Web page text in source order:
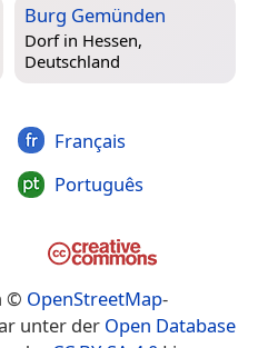
Burg Gemünden
Dorf in Hessen,
Deutschland
Français
Português
© OpenStreetMap-
unter der Open Database